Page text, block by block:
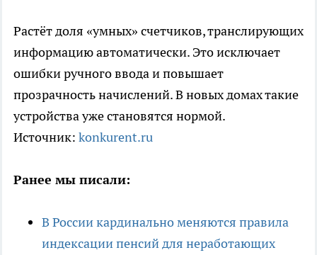
Растёт доля «умных» счетчиков, транслирующих
информацию автоматически. Это исключает
ошибки ручного ввода и повышает
прозрачность начислений. В новых домах такие
устройства уже становятся нормой.
Источник: konkurent.ru
Ранее мы писали:
В России кардинально меняются правила
индексации пенсий для неработающих